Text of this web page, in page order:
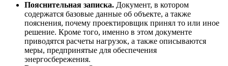
Пояснительная записка. Документ, в котором
содержатся базовые данные об объекте, а также
пояснения, почему проектировщик принял то или иное
решение. Кроме того, именно в этом документе
приводятся расчеты нагрузок, а также описываются
меры, предпринятые для обеспечения
энергосбережения.